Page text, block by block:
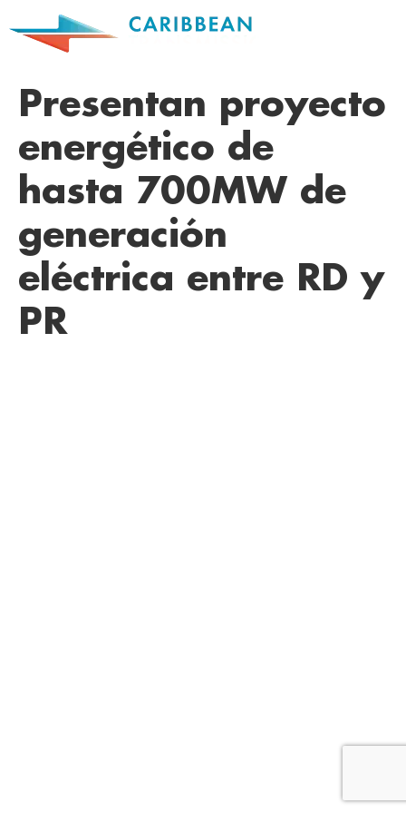
Presentan proyecto
energético de
hasta 700MW de
generación
eléctrica entre RD y
PR